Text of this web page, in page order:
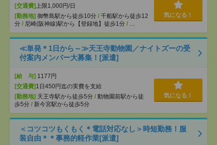
[交通費] 上限1,000円/日
[勤務地] 御幣島駅から徒歩10分 / 千船駅から徒歩12
分 / 尼崎(阪神線)駅から【登録地】徒歩1分 / …
気になる！
≪単発＊1日から～≫天王寺動物園／ナイトズーの受
付案内メンバー大募集！[派遣]
[給 与] 1177円
[交通費] 1日450円迄の実費を支給
[勤務地] 天王寺駅から徒歩5分 / 動物園前駅から徒
歩5分 / 新今宮駅から徒歩5分
気になる！
＜コツコツもくもく＊電話対応なし＞時短勤務！服
装自由＊＊事務的軽作業[派遣]